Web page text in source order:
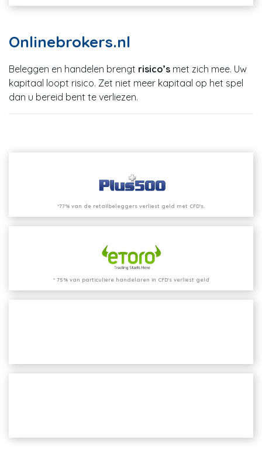
Onlinebrokers.nl
Beleggen en handelen brengt risico’s met zich mee. Uw
kapitaal loopt risico. Zet niet meer kapitaal op het spel
dan u bereid bent te verliezen.
*77% van de retailbeleggers verliest geld met CFD’s.
* 75% van particuliere handelaren in CFD's verliest geld